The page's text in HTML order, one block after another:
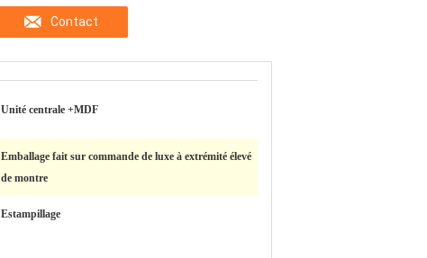
Contact
Unité centrale +MDF
Emballage fait sur commande de luxe à extrémité élevé
de montre
Estampillage